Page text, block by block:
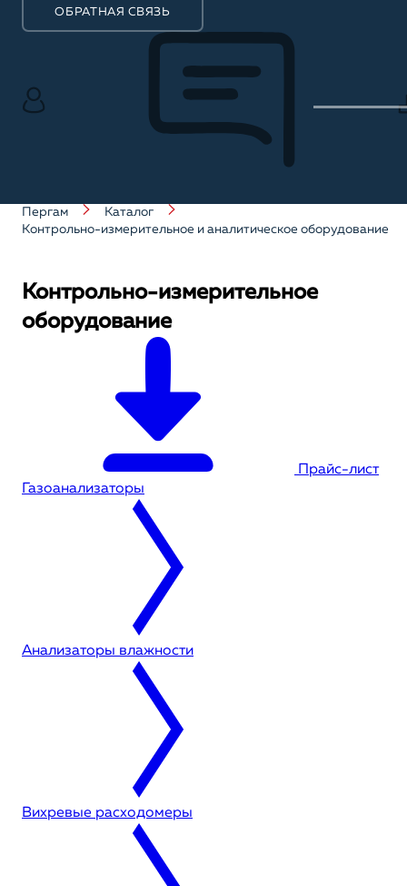
ОБРАТНАЯ СВЯЗЬ
Пергам
Каталог
Контрольно-измерительное и аналитическое оборудование
Контрольно-измерительное
оборудование
Прайс-лист
Газоанализаторы
Анализаторы влажности
Вихревые расходомеры